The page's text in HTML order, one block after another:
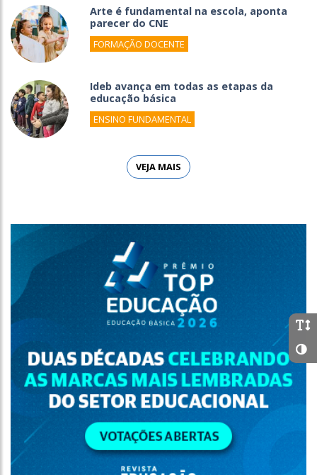
Arte é fundamental na escola, aponta
parecer do CNE
FORMAÇÃO DOCENTE
Ideb avança em todas as etapas da
educação básica
ENSINO FUNDAMENTAL
VEJA MAIS